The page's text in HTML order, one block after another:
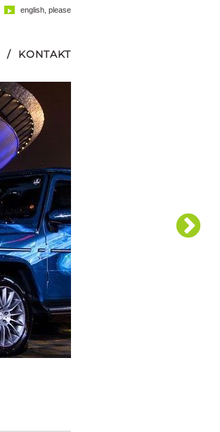
english, please
KONTAKT